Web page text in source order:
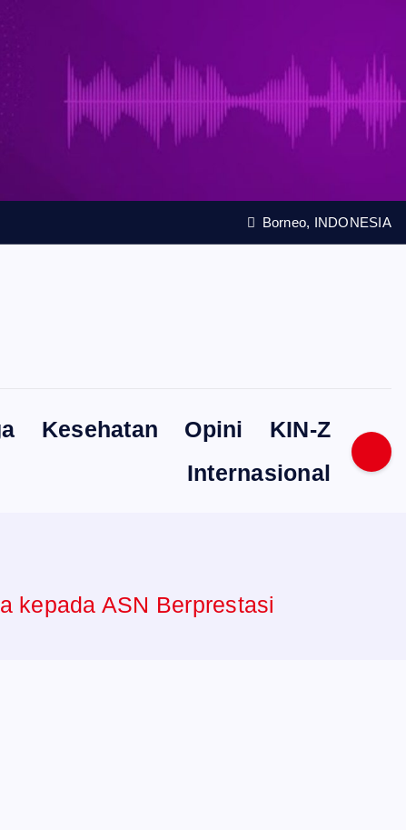
Borneo, INDONESIA
Kesehatan Opini
KIN-Z
Internasional
kepada ASN Berprestasi